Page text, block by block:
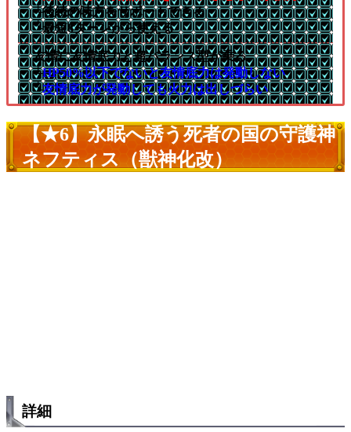
└後続の味方をサポートできる
└最短8ターンから使える
友情に友情底力と超バランス型が乗る
└HP50%以下でないと友情底力は発動しない
└友情底力が発動しても火力は出しづらい
【★6】永眠へ誘う死者の国の守護神
ネフティス（獣神化改）
詳細